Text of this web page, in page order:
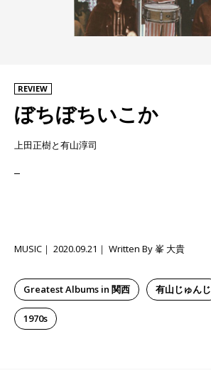
REVIEW
ぼちぼちいこか
上田正樹と有山淳司
Greatest Albums in 関西 有山じゅんじ
1970s
MUSIC 2020.09.21 Written By 峯 大貴